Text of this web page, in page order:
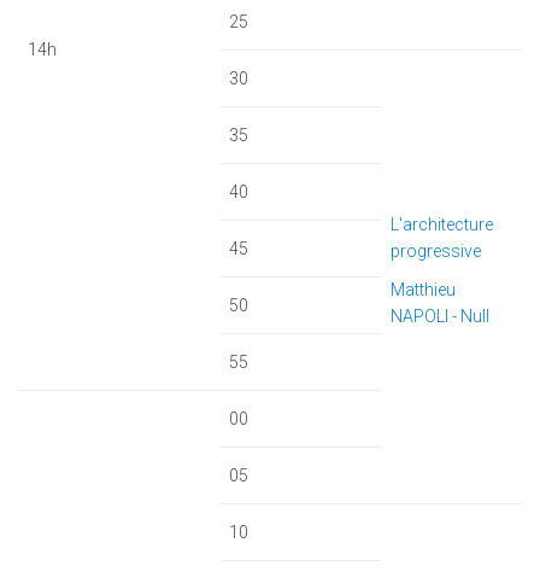
14h
25
30
L'architecture
progressive
Matthieu
NAPOLI - Null
35
40
45
50
55
00
05
10